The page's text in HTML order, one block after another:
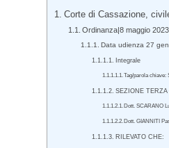
Corte di Cassazione,
Ordinanza|8 maggio
Data udienza 27
Integrale
Tag/parola chiave:
SEZIONE TERZA
Dott. SCARANO
Dott. GIANNITI
RILEVATO CHE: